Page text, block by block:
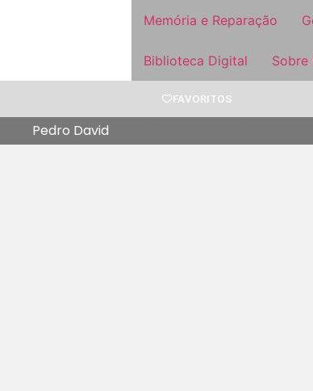
Memória e Reparação
Biblioteca Digital Sobre
FAVORITOS
Pedro David